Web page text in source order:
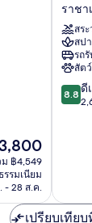
า
บัน
฿4,549
รมเนียม
- 28 ส.ค.
ดา
รินา
กรุงเทพ
สนาม
บิน
สุวรร
(รถ
ราชา
สร
สปา
รถ
สัต
8.8
จาก
8.8 ดี
เปรียบเทีย